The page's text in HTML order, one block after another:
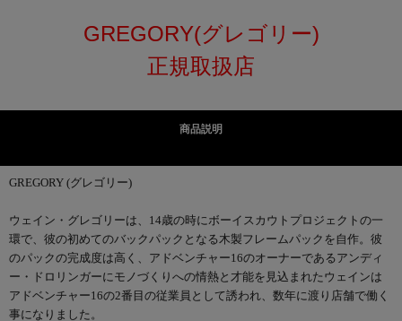
GREGORY(グレゴリー)
正規取扱店
商品説明
GREGORY (グレゴリー)
ウェイン・グレゴリーは、14歳の時にボーイスカウトプロジェクトの一
環で、彼の初めてのバックパックとなる木製フレームパックを自作。彼
のパックの完成度は高く、アドベンチャー16のオーナーであるアンディ
ー・ドロリンガーにモノづくりへの情熱と才能を見込まれたウェインは
アドベンチャー16の2番目の従業員として誘われ、数年に渡り店舗で働く
事になりました。